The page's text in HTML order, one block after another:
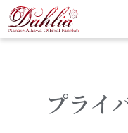
プライ